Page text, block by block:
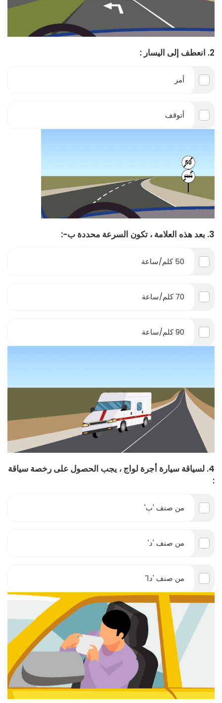
2. انعطف إلى اليسار :
أمر
أتوقف
3. بعد هذه العلامة ، تكون السرعة محددة ب-:
50 كلم/ساعة
70 كلم/ساعة
90 كلم/ساعة
4. لسياقة سيارة أجرة لواج ، يجب الحصول على رخصة سياقة
:
من صنف 'ب'
من صنف 'د'
من صنف 'د1'